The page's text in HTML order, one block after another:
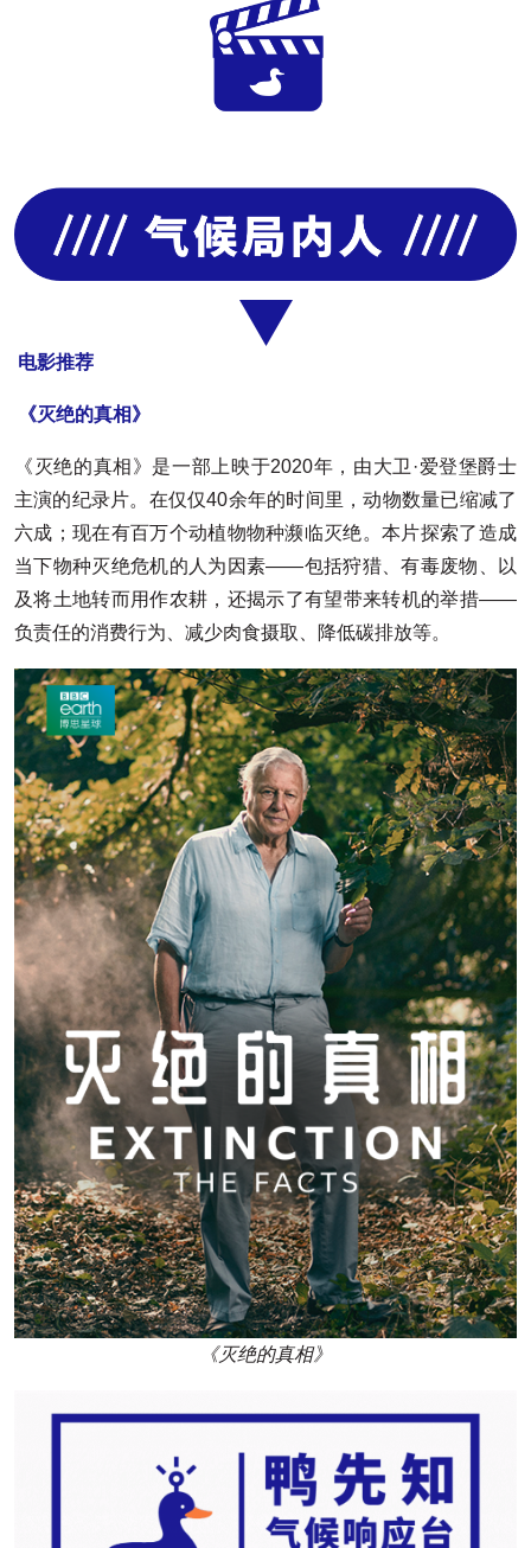
电影推荐
《灭绝的真相》
《灭绝的真相》是一部上映于2020年，由大卫·爱登堡爵士
主演的纪录片。在仅仅40余年的时间里，动物数量已缩减了
六成；现在有百万个动植物物种濒临灭绝。本片探索了造成
当下物种灭绝危机的人为因素——包括狩猎、有毒废物、以
及将土地转而用作农耕，还揭示了有望带来转机的举措——
负责任的消费行为、减少肉食摄取、降低碳排放等。
《灭绝的真相》